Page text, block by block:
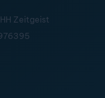
Zeitgeist